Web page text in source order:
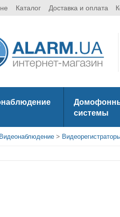
Каталог Доставка и оплата
системы
Видеонаблюдение >